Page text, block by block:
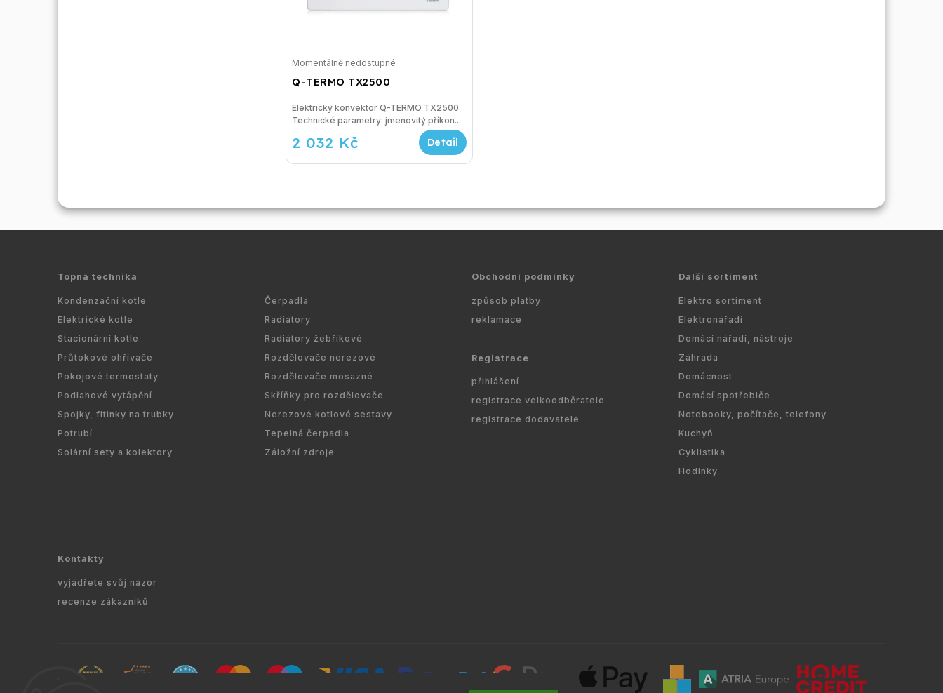
Q-TERMO TX2500
Momentálně nedostupné
2 032 Kč
Elektrický konvektor Q-TERMO TX2500
Technické parametry: jmenovitý příkon...
Topná technika
Kondenzační kotle
Elektrické kotle
Stacionární kotle
Průtokové ohřívače
Pokojové termostaty
Podlahové vytápění
Spojky, fitinky na trubky
Potrubí
Solární sety a kolektory
Čerpadla
Radiátory
Radiátory žebříkové
Rozdělovače nerezové
Rozdělovače mosazné
Skříňky pro rozdělovače
Nerezové kotlové sestavy
Tepelná čerpadla
Záložní zdroje
Obchodní podmínky
způsob platby
reklamace
Registrace
přihlášení
registrace velkoodběratele
registrace dodavatele
Další sortiment
Elektro sortiment
Elektronářadí
Domácí nářadí, nástroje
Záhrada
Domácnost
Domácí spotřebiče
Notebooky, počítače, telefony
Kuchyň
Cyklistika
Hodinky
Kontakty
vyjádřete svůj názor
recenze zákazníků